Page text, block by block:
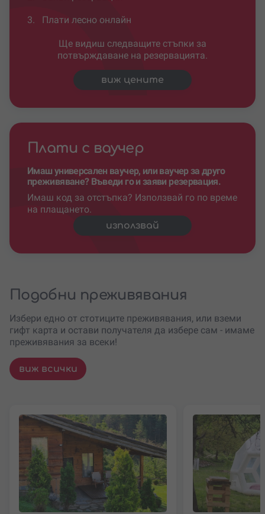
3. Плати лесно онлайн
Ще видиш следващите стъпки за
потвърждаване на резервацията.
виж цените
Плати с ваучер
Имаш универсален ваучер, или ваучер за друго
преживяване? Въведи го и заяви резервация.
Имаш код за отстъпка? Използвай го по време
на плащането.
използвай
Подобни преживявания
Избери едно от стотиците преживявания, или вземи
гифт карта и остави получателя да избере сам - имаме
преживявания за всеки!
виж всички